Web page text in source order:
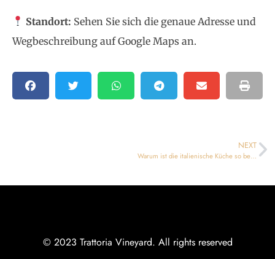
Standort: Sehen Sie sich die genaue Adresse und
Wegbeschreibung aufGoogle Maps an.
NEXT
Warum ist die italienische Küche so beliebt? Wo kann man authentische italienische Küche in Nordzypern probieren?
© 2023 Trattoria Vineyard. All rights reserved